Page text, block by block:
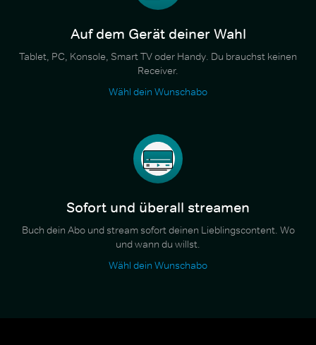
Auf dem Gerät deiner Wahl
Tablet, PC, Konsole, Smart TV oder Handy. Du brauchst keinen
Receiver.
Wähl dein Wunschabo
Sofort und überall streamen
Buch dein Abo und stream sofort deinen Lieblingscontent. Wo
und wann du willst.
Wähl dein Wunschabo